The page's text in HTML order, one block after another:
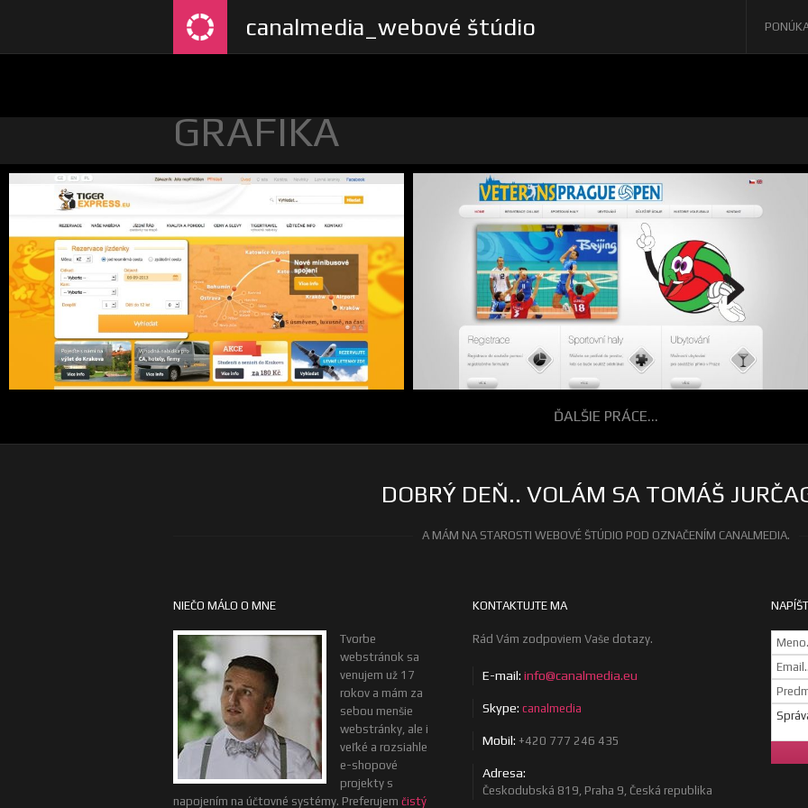
canalmedia_webové štúdio
GRAFIKA
ĎALŠIE PRÁCE...
DOBRÝ DEŇ.. VOLÁM SA TOMÁŠ
A MÁM NA STAROSTI WEBOVÉ ŠTÚDIO POD OZNAČENÍM CANALMEDIA.
NIEČO MÁLO O MNE
Tvorbe
webstránok sa
venujem už 17
rokov a mám za
sebou menšie
webstránky, ale i
veľké a rozsiahle
e-shopové
projekty s
napojením na účtovné systémy. Preferujem čistý
KONTAKTUJTE MA
Rád Vám zodpoviem Vaše dotazy.
E-mail: info@canalmedia.eu
Skype: canalmedia
Mobil: +420 777 246 435
Adresa:
Českodubská 819, Praha 9, Česká republika